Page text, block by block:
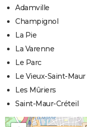
Adamville
Champignol
La Pie
La Varenne
Le Parc
Le Vieux-Saint-Maur
Les Mûriers
Saint-Maur-Créteil